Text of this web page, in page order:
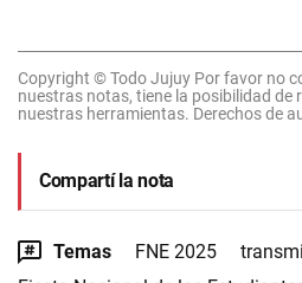
Copyright © Todo Jujuy Por favor no
nuestras notas, tiene la posibilidad de
nuestras herramientas. Derechos de
Compartí la nota
Temas FNE 2025